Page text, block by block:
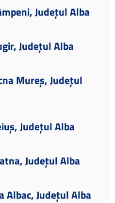
Județul Alba
Județul Alba
Mureș, Județul
Județul Alba
Județul Alba
Albac, Județul Alba